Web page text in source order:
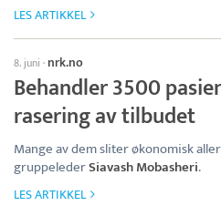
LES ARTIKKEL
8. juni · nrk.no
Behandler 3500
rasering av tilbudet
Mange av dem sliter økonomisk
gruppelederSiavash Mobasheri.
LES ARTIKKEL